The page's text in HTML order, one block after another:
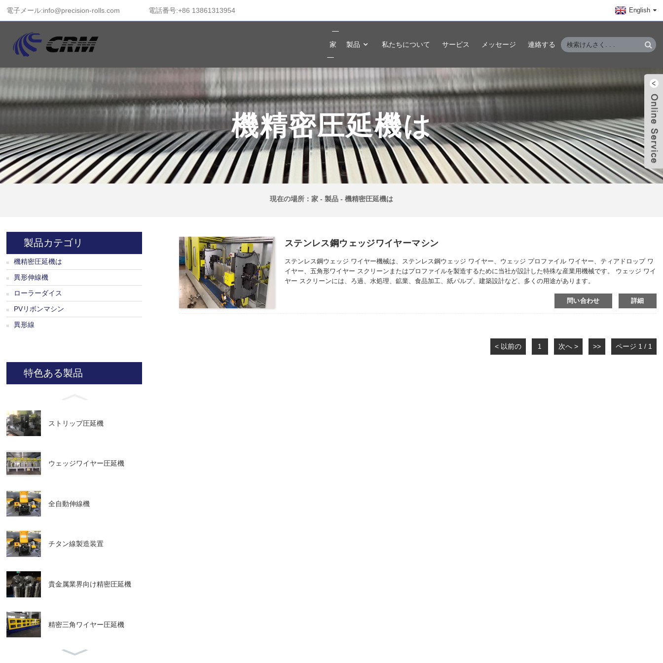
電子メール:info@precision-rolls.com 電話番号:+86 13861313954 English
家 製品 私たちについて サービス メッセージ 連絡する
機精密圧延機は
現在の場所： 家 - 製品 - 機精密圧延機は
製品カテゴリ
機精密圧延機は
異形伸線機
ローラーダイス
PVリボンマシン
異形線
特色ある製品
ストリップ圧延機
ウェッジワイヤー圧延機
全自動伸線機
チタン線製造装置
貴金属業界向け精密圧延機
精密三角ワイヤー圧延機
ステンレス鋼ウェッジワイヤーマシン
ステンレス鋼ウェッジ ワイヤー機械は、ステンレス鋼ウェッジ ワイヤー、ウェッジ プロファイル ワイヤー、ティアドロップ ワ
イヤー、五角形ワイヤー スクリーンまたはプロファイルを製造するために当社が設計した特殊な産業用機械です。 ウェッジ ワイ
ヤー スクリーンには、ろ過、水処理、鉱業、食品加工、紙パルプ、建築設計など、多くの用途があります。
問い合わせ 詳細
< 以前の 1 次へ > >> ページ 1 / 1